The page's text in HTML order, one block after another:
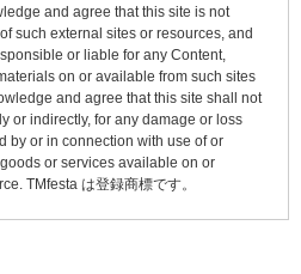
and agree that this site is not
such external sites or resources, and
or liable for any Content,
on or available from such sites
and agree that this site shall not
or indirectly, for any damage or loss
by or in connection with use of or
or services available on or
TMfesta は登録商標です。